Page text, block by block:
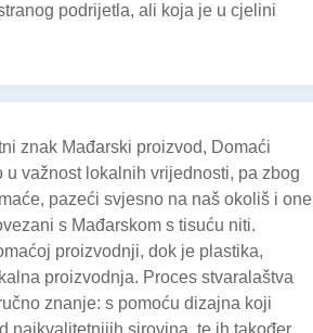
podrijetla, ali koja je u cjelini
znak Mađarski proizvod, Domaći
važnost lokalnih vrijednosti, pa zbog
pazeći svjesno na naš okoliš i one
s Mađarskom s tisuću niti.
proizvodnji, dok je plastika,
proizvodnja. Proces stvaralaštva
znanje: s pomoću dizajna koji
najkvalitetnijih sirovina, te ih također